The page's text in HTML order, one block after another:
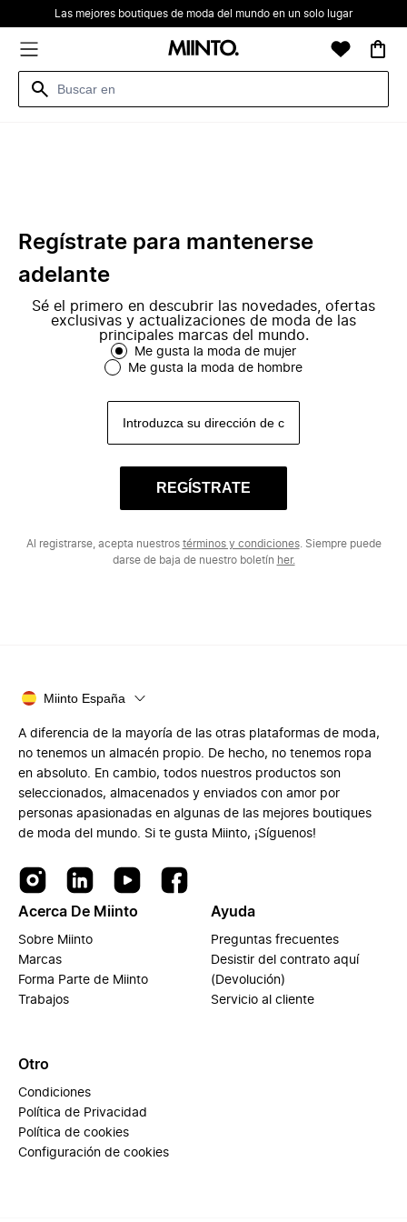
Las mejores boutiques de moda del mundo en un solo lugar
Regístrate para mantenerse
adelante
Sé el primero en descubrir las novedades, ofertas
exclusivas y actualizaciones de moda de las
principales marcas del mundo.
Me gusta la moda de mujer
Me gusta la moda de hombre
REGÍSTRATE
Al registrarse, acepta nuestros términos y condiciones. Siempre puede
darse de baja de nuestro boletín her.
Miinto España
A diferencia de la mayoría de las otras plataformas de moda,
no tenemos un almacén propio. De hecho, no tenemos ropa
en absoluto. En cambio, todos nuestros productos son
seleccionados, almacenados y enviados con amor por
personas apasionadas en algunas de las mejores boutiques
de moda del mundo. Si te gusta Miinto, ¡Síguenos!
Acerca De Miinto
Sobre Miinto
Marcas
Forma Parte de Miinto
Trabajos
Ayuda
Preguntas frecuentes
Desistir del contrato aquí
(Devolución)
Servicio al cliente
Otro
Condiciones
Política de Privacidad
Política de cookies
Configuración de cookies